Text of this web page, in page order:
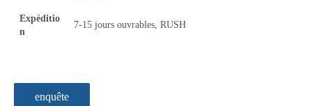
Expéditio
n
7-15 jours ouvrables, RUSH
enquête